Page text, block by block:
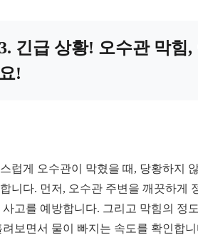
긴급 상황! 오수관 막힘
!
럽게 오수관이 막혔을 때, 당황하지
니다. 먼저, 오수관 주변을 깨끗하게
사고를 예방합니다. 그리고 막힘의 정
려보면서 물이 빠지는 속도를 확인합